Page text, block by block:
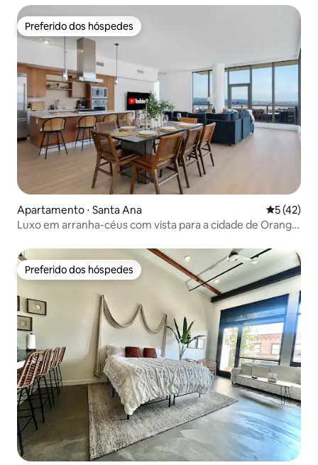
Preferido dos hóspedes
Preferido dos hóspedes
Apartamento ⋅ Santa Ana 5 de uma
5 (42)
Luxo em arranha-céus com vista para a cidade de Orange
Preferido dos hóspedes
Preferido dos hóspedes